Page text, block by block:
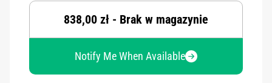
838,00 zł - Brak w magazynie
Notify Me When Available